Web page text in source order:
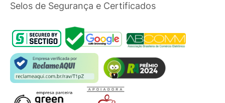
Selos de Segurança e Certificados